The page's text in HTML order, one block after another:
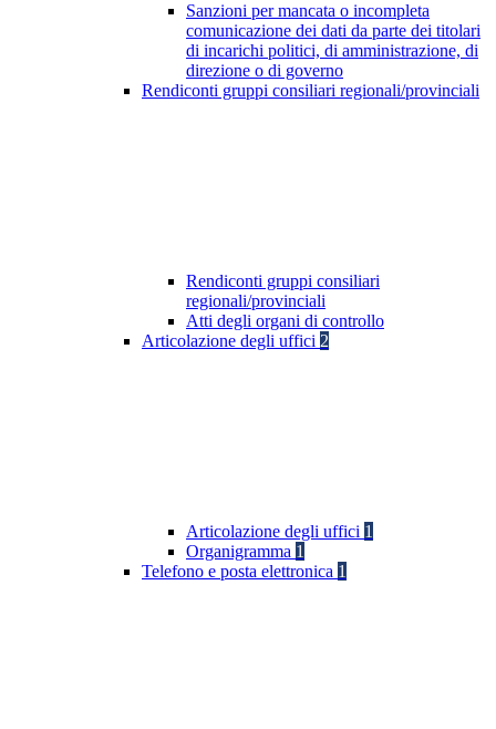
Sanzioni per mancata o incompleta
comunicazione dei dati da parte dei titolari
di incarichi politici, di amministrazione, di
direzione o di governo
Rendiconti gruppi consiliari regionali/provinciali
Rendiconti gruppi consiliari
regionali/provinciali
Atti degli organi di controllo
Articolazione degli uffici 2
Articolazione degli uffici 1
Organigramma 1
Telefono e posta elettronica 1